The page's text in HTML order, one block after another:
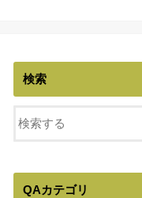
検索
QAカテゴリ